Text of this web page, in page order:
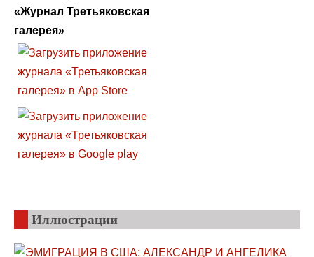
«Журнал Третьяковская
галерея»
Иллюстрации